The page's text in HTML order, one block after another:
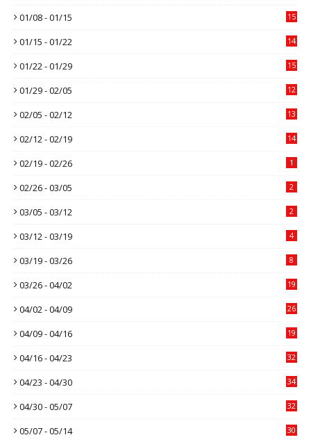
01/08 - 01/15 15
01/15 - 01/22 14
01/22 - 01/29 15
01/29 - 02/05 12
02/05 - 02/12 13
02/12 - 02/19 14
02/19 - 02/26 1
02/26 - 03/05 2
03/05 - 03/12 2
03/12 - 03/19 4
03/19 - 03/26 8
03/26 - 04/02 19
04/02 - 04/09 26
04/09 - 04/16 19
04/16 - 04/23 32
04/23 - 04/30 34
04/30 - 05/07 32
05/07 - 05/14 30